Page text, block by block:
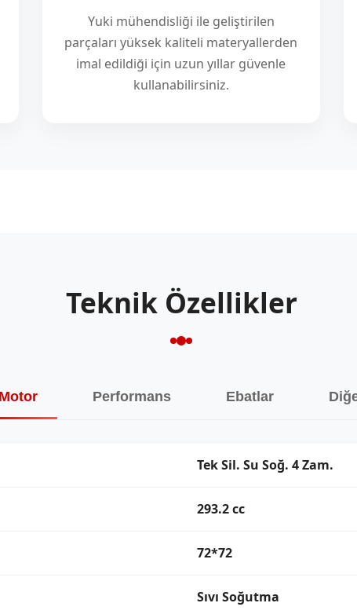
Yuki mühendisliği ile geliştirilen
parçaları yüksek kaliteli materyallerden
imal edildiği için uzun yıllar güvenle
kullanabilirsiniz.
Teknik Özellikler
Motor Performans Ebatlar
Tek Sil. Su Soğ. 4 Zam.
293.2 cc
72*72
Sıvı Soğutma